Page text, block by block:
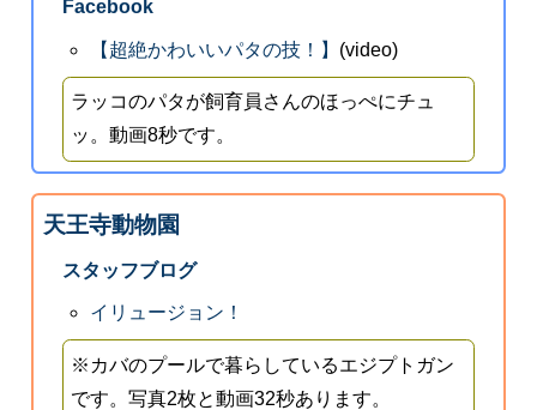
Facebook
【超絶かわいいパタの技！】 (video)
ラッコのパタが飼育員さんのほっぺにチュ
ッ。動画8秒です。
天王寺動物園
スタッフブログ
イリュージョン！
※カバのプールで暮らしているエジプトガン
です。写真2枚と動画32秒あります。